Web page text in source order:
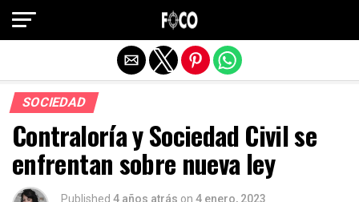
SOCIEDAD
Contraloría y Sociedad Civil se
enfrentan sobre nueva ley
Published 4 años atrás on 4 enero, 2023
Salir de la versión móvil